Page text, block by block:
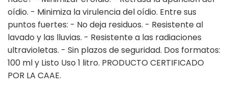
oídio. - Minimiza la virulencia del oídio. Entre sus
puntos fuertes: - No deja residuos. - Resistente al
lavado y las lluvias. - Resistente a las radiaciones
ultravioletas. - Sin plazos de seguridad. Dos formatos:
100 ml y Listo Uso 1 litro. PRODUCTO CERTIFICADO
POR LA CAAE.